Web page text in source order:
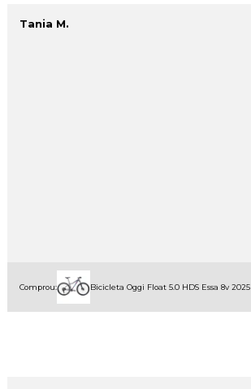
Tania M.
Comprou: Bicicleta Oggi Float 5.0 HDS Essa 8v 2025